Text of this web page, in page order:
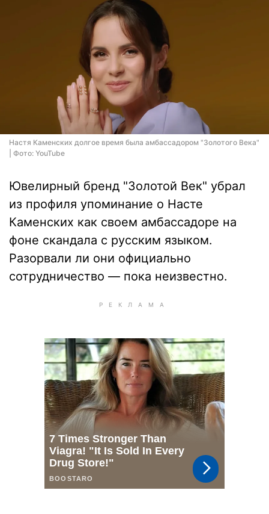
Настя Каменских долгое время была амбассадором "Золотого Века"
| Фото: YouTube
Ювелирный бренд "Золотой Век" убрал
из профиля упоминание о Насте
Каменских как своем амбассадоре на
фоне скандала с русским языком.
Разорвали ли они официально
сотрудничество — пока неизвестно.